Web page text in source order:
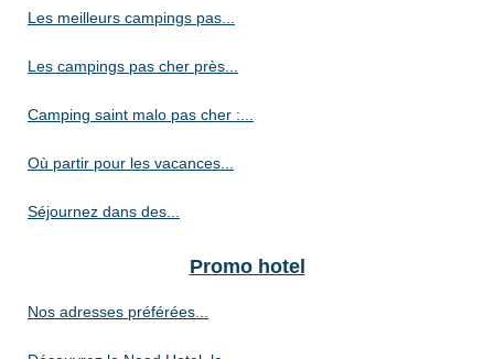
Les meilleurs campings pas...
Les campings pas cher près...
Camping saint malo pas cher :...
Où partir pour les vacances...
Séjournez dans des...
Promo hotel
Nos adresses préférées...